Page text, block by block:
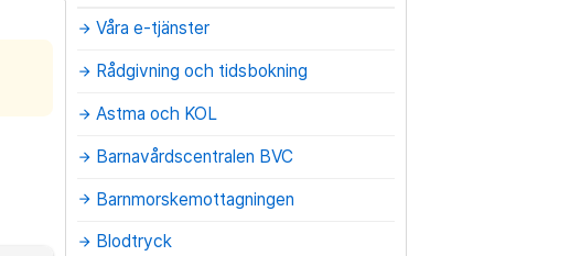
arrow_forward Våra e-tjänster
arrow_forward Rådgivning och tidsbokning
arrow_forward Astma och KOL
arrow_forward Barnavårdscentralen BVC
arrow_forward Barnmorskemottagningen
arrow_forward Blodtryck